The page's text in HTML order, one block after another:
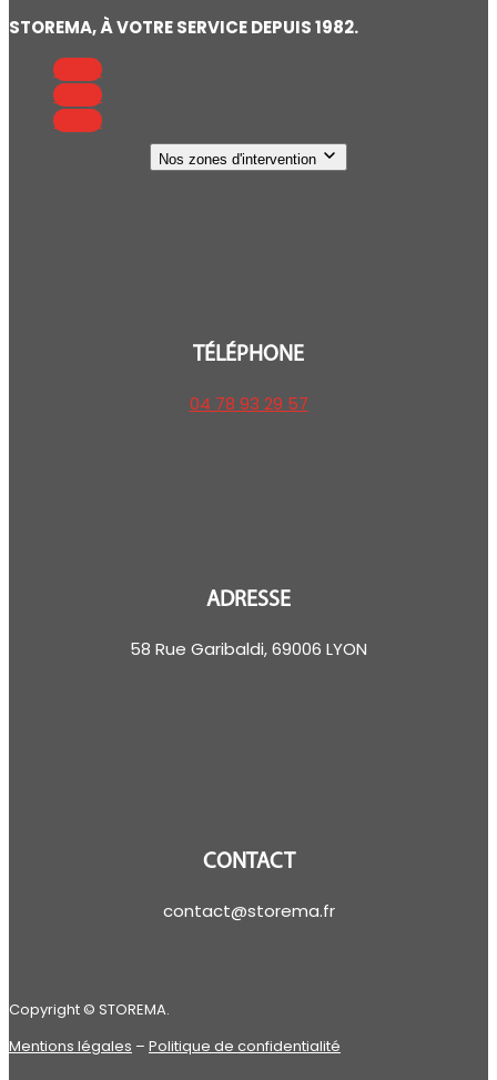
STOREMA, À VOTRE SERVICE DEPUIS 1982.
Suivre
Suivre
Suivre
Nos zones d'intervention
TÉLÉPHONE
04 78 93 29 57
ADRESSE
58 Rue Garibaldi, 69006 LYON
CONTACT
contact@storema.fr
Copyright © STOREMA.
Mentions légales – Politique de confidentialité